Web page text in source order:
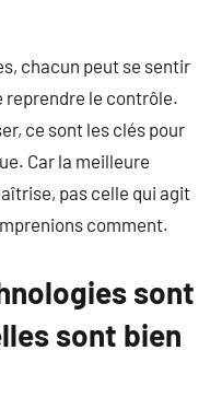
chacun peut se sentir
reprendre le contrôle.
ce sont les clés pour
Car la meilleure
pas celle qui agit
comment.
sont
sont bien